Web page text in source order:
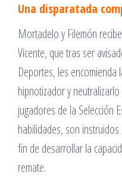
Una disparatada
Mortadelo y Filemón
Vicente, que tras ser
Deportes, les encomienda
hipnotizador y
jugadores de la Selección
habilidades, son
fin de desarrollar la
remate.